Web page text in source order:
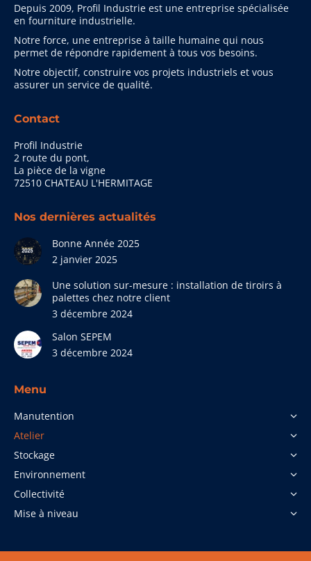
Depuis 2009, Profil Industrie est une entreprise spécialisée
en fourniture industrielle.
Notre force, une entreprise à taille humaine qui nous
permet de répondre rapidement à tous vos besoins.
Notre objectif, construire vos projets industriels et vous
assurer un service de qualité.
Contact
Profil Industrie
2 route du pont,
La pièce de la vigne
72510 CHATEAU L'HERMITAGE
Nos dernières actualités
Bonne Année 2025
2 janvier 2025
Une solution sur-mesure : installation de tiroirs à
palettes chez notre client
3 décembre 2024
Salon SEPEM
3 décembre 2024
Menu
Manutention
Atelier
Stockage
Environnement
Collectivité
Mise à niveau